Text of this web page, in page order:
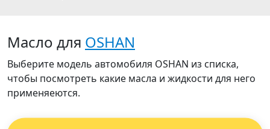
Масло для OSHAN
Выберите модель автомобиля OSHAN из списка,
чтобы посмотреть какие масла и жидкости для него
применяеются.